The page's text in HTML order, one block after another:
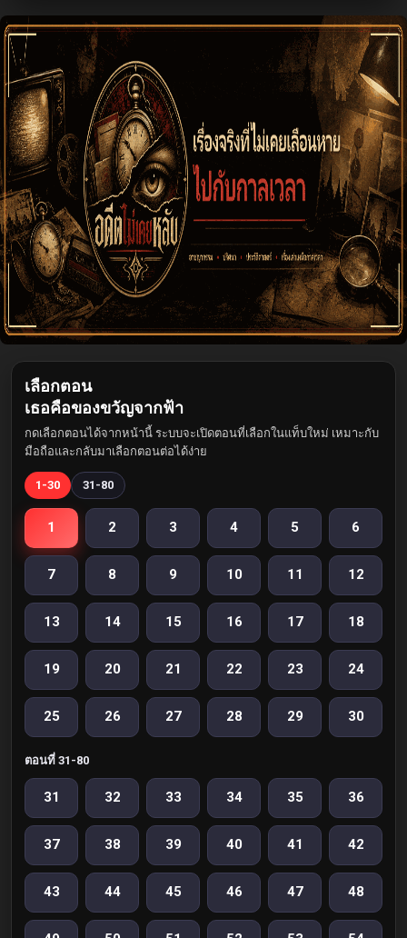
เลือกตอน
เธอคือของขวัญจากฟ้า
กดเลือกตอนได้จากหน้านี้ ระบบจะเปิดตอนที่เลือกในแท็บใหม่ เหมาะกับ
มือถือและกลับมาเลือกตอนต่อได้ง่าย
1-30 31-80
1 2 3 4 5 6
7 8 9 10 11 12
13 14 15 16 17 18
19 20 21 22 23 24
25 26 27 28 29 30
ตอนที่ 31-80
31 32 33 34 35 36
37 38 39 40 41 42
43 44 45 46 47 48